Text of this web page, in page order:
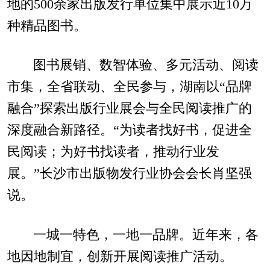
地的500余家出版发行单位集中展示近10万
种精品图书。
图书展销、数智体验、多元活动、阅读
市集，全省联动、全民参与，湖南以“品牌
融合”探索出版行业展会与全民阅读推广的
深度融合新路径。“为读者找好书，促进全
民阅读；为好书找读者，推动行业发
展。”长沙市出版物发行业协会会长肖坚强
说。
一城一特色，一地一品牌。近年来，各
地因地制宜，创新开展阅读推广活动。